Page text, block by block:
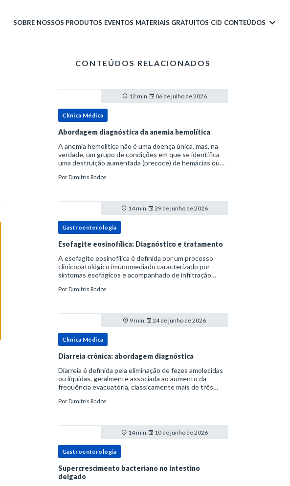
SOBRE NOSSOS PRODUTOS EVENTOS MATERIAIS GRATUITOS CID CONTEÚDOS
CONTEÚDOS RELACIONADOS
12 min. 06 de julho de 2026
Clínica Médica
Abordagem diagnóstica da anemia hemolítica
A anemia hemolítica não é uma doença única, mas, na
verdade, um grupo de condições em que se identifica
uma destruição aumentada (precoce) de hemácias que
óssea.Como a vida média normal da hemácia é de apro
PorDimitris Rados
14 min. 29 de junho de 2026
Gastroenterologia
Esofagite eosinofílica: Diagnóstico e tratamento
A esofagite eosinofílica é definida por um processo
clinicopatológico imunomediado caracterizado por
sintomas esofágicos e acompanhado de infiltração
dentro do espectro da doença do refluxo gastr
PorDimitris Rados
9 min. 24 de junho de 2026
Clínica Médica
Diarreia crônica: abordagem diagnóstica
Diarreia é definida pela eliminação de fezes amolecidas
ou líquidas, geralmente associada ao aumento da
frequência evacuatória, classicamente mais de três
prática, a consistência das fezes costuma s
PorDimitris Rados
14 min. 10 de junho de 2026
Gastroenterologia
Supercrescimento bacteriano no intestino
delgado